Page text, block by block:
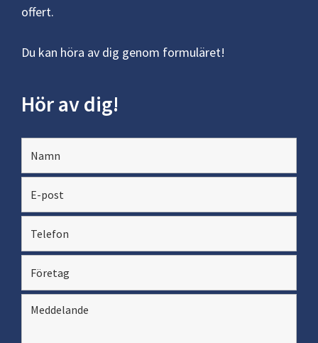
offert.
Du kan höra av dig genom formuläret!
Hör av dig!